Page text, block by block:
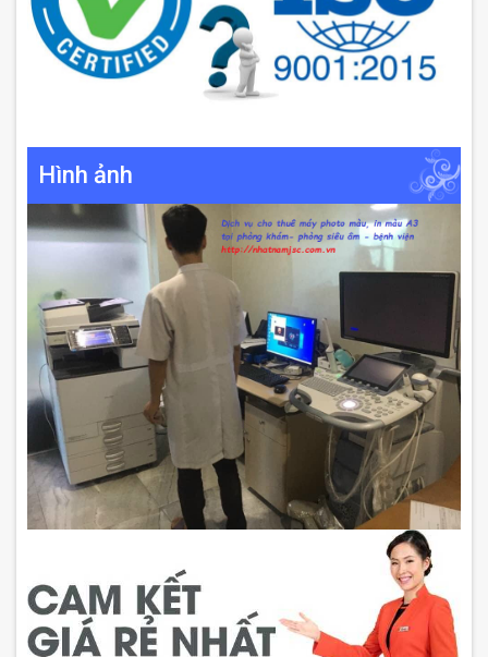
Hình ảnh